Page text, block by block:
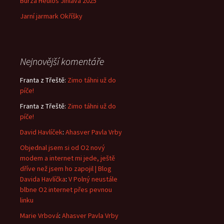
Jarní jarmark Okříšky
Nejnovější komentáře
Franta z Třeště: Zimo táhni už do
píče!
Franta z Třeště: Zimo táhni už do
píče!
David Havlíček: Ahasver Pavla Vrby
Objednal jsem si od O2 nový
modem a internet mi jede, ještě
dříve než jsem ho zapojil | Blog
Davida Havlíčka: V Polný neustále
blbne O2 internet přes pevnou
linku
Marie Vrbová: Ahasver Pavla Vrby